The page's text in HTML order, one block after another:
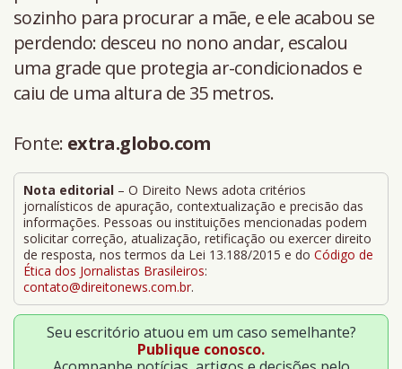
sozinho para procurar a mãe, e ele acabou se
perdendo: desceu no nono andar, escalou
uma grade que protegia ar-condicionados e
caiu de uma altura de 35 metros.
Fonte: extra.globo.com
Nota editorial – O Direito News adota critérios
jornalísticos de apuração, contextualização e precisão das
informações. Pessoas ou instituições mencionadas podem
solicitar correção, atualização, retificação ou exercer direito
de resposta, nos termos da Lei 13.188/2015 e do Código de
Ética dos Jornalistas Brasileiros:
contato@direitonews.com.br.
Seu escritório atuou em um caso semelhante?
Publique conosco.